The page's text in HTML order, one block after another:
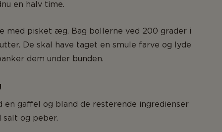
en halv time.
med pisket æg. Bag bollerne ved 200 grader i
De skal have taget en smule farve og lyde
dem under bunden.
en gaffel og bland de resterende ingredienser
salt og peber.